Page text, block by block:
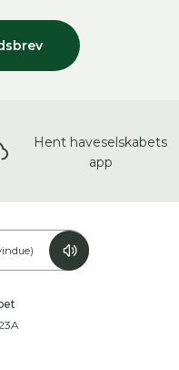
Hent haveselskabets
app